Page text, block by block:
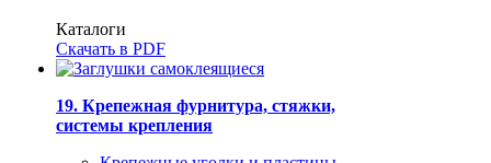
Каталоги
Скачать в PDF
19. Крепежная фурнитура, стяжки,
системы крепления